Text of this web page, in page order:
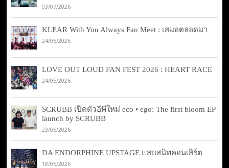
03/07/2026
KLEAR With You Always Fan Meet : เสมอตลอดมา
24/05/2026
LOVE OUT LOUD FAN FEST 2026 : HEART RACE
24/05/2026
SCRUBB เปิดตัวอีพีใหม่ eco • ego: The first bloom EP
launch by SCRUBB
23/05/2026
DA ENDORPHINE UPSTAGE แสบสนิทคอนเสิร์ต
18/05/2026